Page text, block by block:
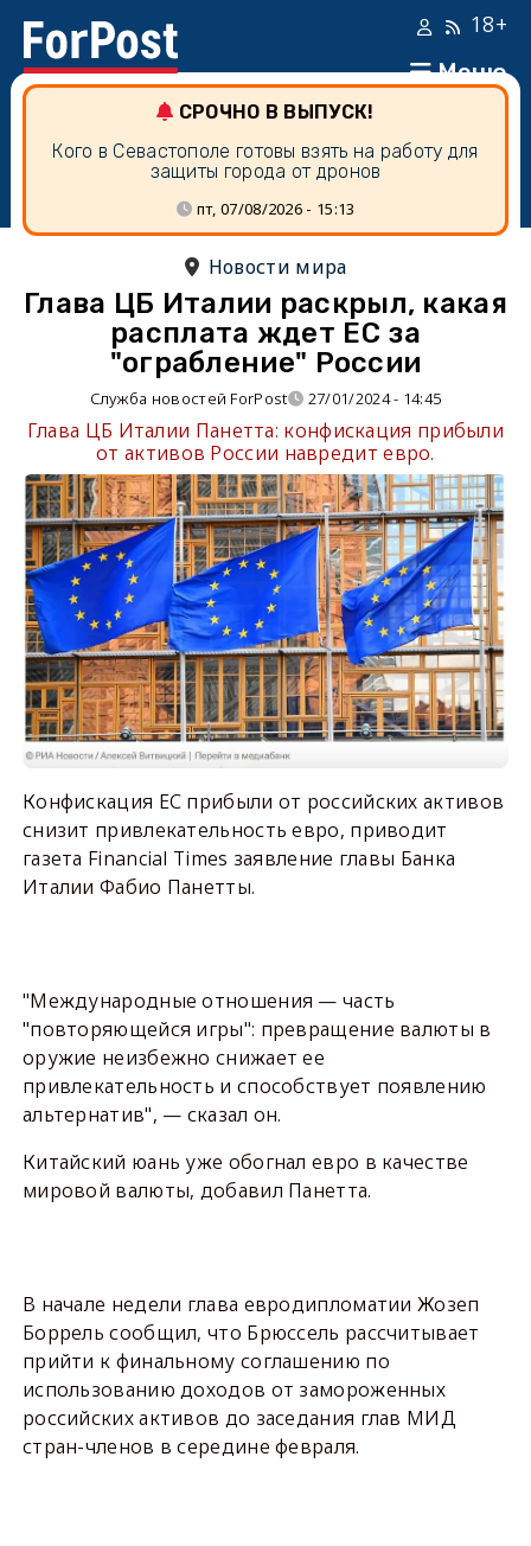
Меню
18+
СРОЧНО В ВЫПУСК!
Кого в Севастополе готовы взять на работу для
защиты города от дронов
пт, 07/08/2026 - 15:13
Новости мира
Глава ЦБ Италии раскрыл, какая
расплата ждет ЕС за
"ограбление" России
Служба новостей ForPost 27/01/2024 - 14:45
Глава ЦБ Италии Панетта: конфискация прибыли
от активов России навредит евро.
Конфискация ЕС прибыли от российских активов
снизит привлекательность евро, приводит
газета Financial Times заявление главы Банка
Италии Фабио Панетты.
"Международные отношения — часть
"повторяющейся игры": превращение валюты в
оружие неизбежно снижает ее
привлекательность и способствует появлению
альтернатив", — сказал он.
Китайский юань уже обогнал евро в качестве
мировой валюты, добавил Панетта.
В начале недели глава евродипломатии Жозеп
Боррель сообщил, что Брюссель рассчитывает
прийти к финальному соглашению по
использованию доходов от замороженных
российских активов до заседания глав МИД
стран-членов в середине февраля.